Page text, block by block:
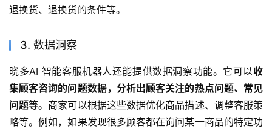
退换货、退换货的条件等。
3. 数据洞察
晓多AI 智能客服机器人还能提供数据洞察功能。它可以收
集顾客咨询的问题数据，分析出顾客关注的热点问题、常见
问题等。商家可以根据这些数据优化商品描述、调整客服策
略等。例如，如果发现很多顾客都在询问某一商品的特定功